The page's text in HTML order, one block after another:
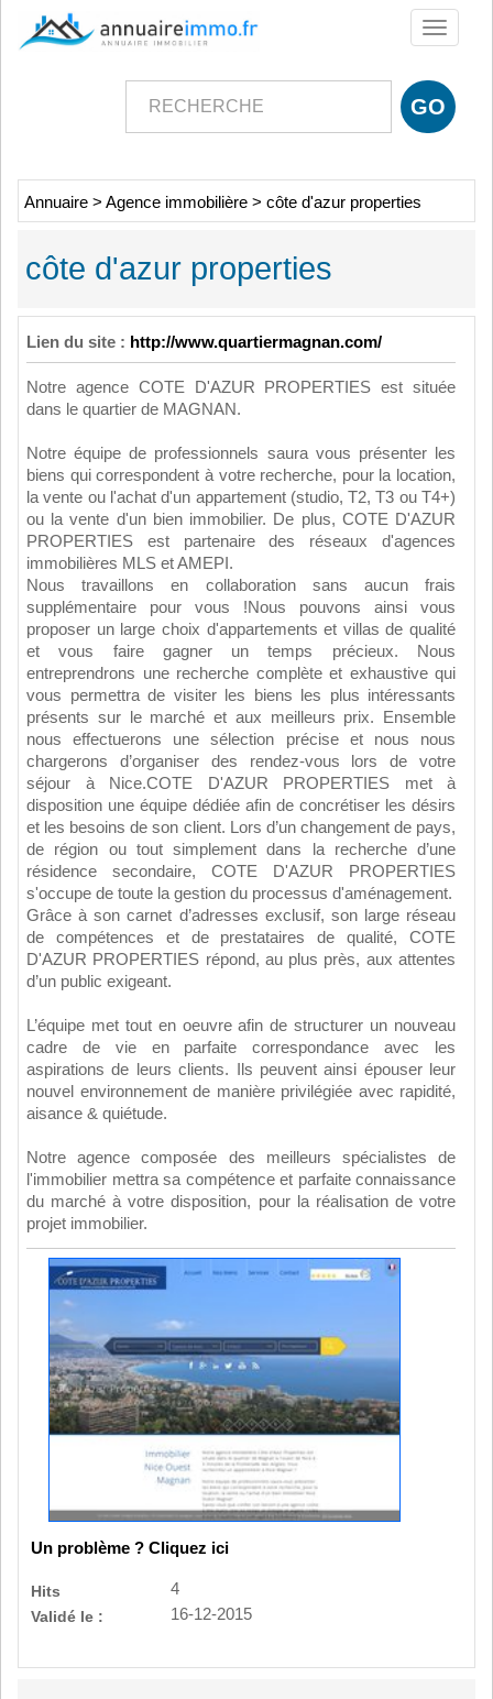
Toggle
Annuaire > Agence immobilière > côte d'azur properties
côte d'azur properties
Lien du site : http://www.quartiermagnan.com/
Notre agence COTE D'AZUR PROPERTIES est située
dans le quartier de MAGNAN.
Notre équipe de professionnels saura vous présenter les
biens qui correspondent à votre recherche, pour la location,
la vente ou l'achat d'un appartement (studio, T2, T3 ou T4+)
ou la vente d'un bien immobilier. De plus, COTE D'AZUR
PROPERTIES est partenaire des réseaux d'agences
immobilières MLS et AMEPI.
Nous travaillons en collaboration sans aucun frais
supplémentaire pour vous !Nous pouvons ainsi vous
proposer un large choix d'appartements et villas de qualité
et vous faire gagner un temps précieux. Nous
entreprendrons une recherche complète et exhaustive qui
vous permettra de visiter les biens les plus intéressants
présents sur le marché et aux meilleurs prix. Ensemble
nous effectuerons une sélection précise et nous nous
chargerons d’organiser des rendez-vous lors de votre
séjour à Nice.COTE D'AZUR PROPERTIES met à
disposition une équipe dédiée afin de concrétiser les désirs
et les besoins de son client. Lors d’un changement de pays,
de région ou tout simplement dans la recherche d’une
résidence secondaire, COTE D'AZUR PROPERTIES
s'occupe de toute la gestion du processus d'aménagement.
Grâce à son carnet d’adresses exclusif, son large réseau
de compétences et de prestataires de qualité, COTE
D'AZUR PROPERTIES répond, au plus près, aux attentes
d’un public exigeant.
L’équipe met tout en oeuvre afin de structurer un nouveau
cadre de vie en parfaite correspondance avec les
aspirations de leurs clients. Ils peuvent ainsi épouser leur
nouvel environnement de manière privilégiée avec rapidité,
aisance & quiétude.
Notre agence composée des meilleurs spécialistes de
l'immobilier mettra sa compétence et parfaite connaissance
du marché à votre disposition, pour la réalisation de votre
projet immobilier.
Un problème ? Cliquez ici
Hits
4
Validé le :
16-12-2015